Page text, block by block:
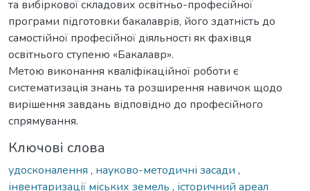
та вибіркової складових освітньо-професійної
програми підготовки бакалаврів, його здатність до
самостійної професійної діяльності як фахівця
освітнього ступеню «Бакалавр».
Метою виконання кваліфікаційної роботи є
систематизація знань та розширення навичок щодо
вирішення завдань відповідно до професійного
спрямування.
Ключові слова
удосконалення , науково-методичні засади ,
інвентаризації міських земель , історичний ареал